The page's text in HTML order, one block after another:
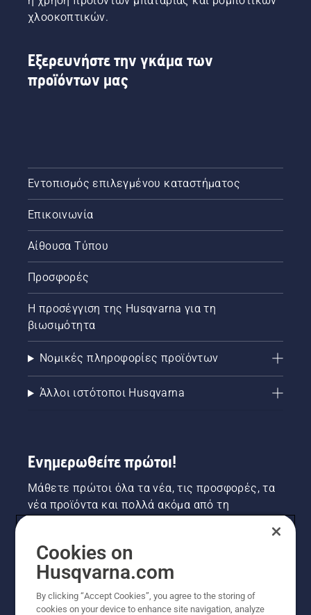
χλοοκοπτικών.
Εξερευνήστε την γκάμα των
προϊόντων μας
Εντοπισμός επιλεγμένου καταστήματος
Επικοινωνία
Αίθουσα Τύπου
Προσφορές
Η προσέγγιση της Husqvarna για τη
βιωσιμότητα
Νομικές πληροφορίες προϊόντων
Άλλοι ιστότοποι Husqvarna
Ενημερωθείτε πρώτοι!
Μάθετε πρώτοι όλα τα νέα, τις προσφορές, τα
νέα προϊόντα και πολλά ακόμα από τη
ΕΓΓΡΑΦΉ ΣΤΟ ΕΝΗΜΕΡΩΤΙΚΌ ΔΕΛΤΊΟ
Cookies on
Husqvarna.com
By clicking “Accept Cookies”, you agree to the storing of
cookies on your device to enhance site navigation, analyze